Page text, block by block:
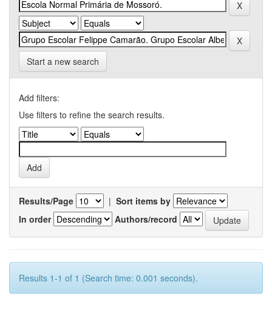
Start a new search
Add filters:
Use filters to refine the search results.
Results/Page | Sort items by
In order
Authors/record
Results 1-1 of 1 (Search time: 0.001 seconds).